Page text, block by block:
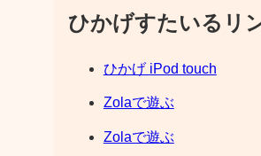
ひかげすたいるリ
ひかげ iPod touch
Zolaで遊ぶ
Zolaで遊ぶ